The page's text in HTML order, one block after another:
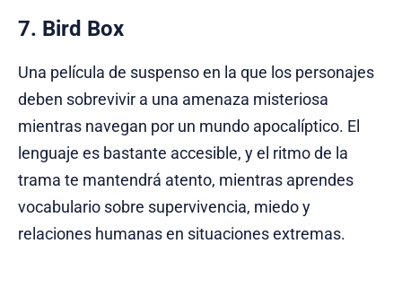
7. Bird Box
Una película de suspenso en la que los personajes
deben sobrevivir a una amenaza misteriosa
mientras navegan por un mundo apocalíptico. El
lenguaje es bastante accesible, y el ritmo de la
trama te mantendrá atento, mientras aprendes
vocabulario sobre supervivencia, miedo y
relaciones humanas en situaciones extremas.